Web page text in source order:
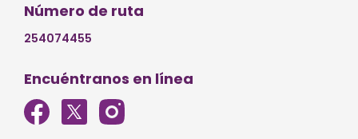
Número de ruta
254074455
Encuéntranos en línea